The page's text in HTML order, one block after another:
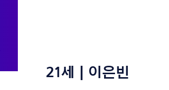
21세 | 이은빈